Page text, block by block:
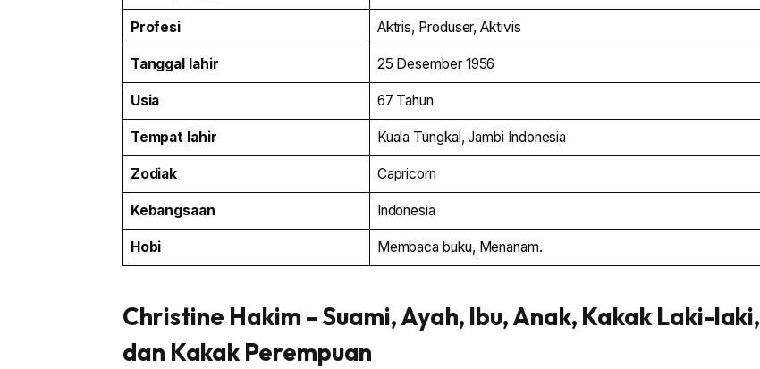
Profesi Aktris, Produser, Aktivis
Tanggal lahir 25 Desember 1956
Usia 67 Tahun
Tempat lahir Kuala Tungkal, Jambi Indonesia
Zodiak Capricorn
Kebangsaan Indonesia
Hobi Membaca buku, Menanam.
Christine Hakim – Suami, Ayah, Ibu, Anak, Kakak Laki-laki,
dan Kakak Perempuan